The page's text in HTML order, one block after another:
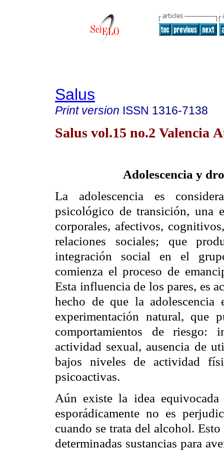
Salus
Print version ISSN 1316-7138
Salus vol.15 no.2 Valencia
Adolescencia y
La adolescencia es
psicológico de transición, una
corporales, afectivos,
relaciones sociales; que
integración social en el
comienza el proceso de
Esta influencia de los pares, es
hecho de que la adolescencia
experimentación natural, que
comportamientos de riesgo:
actividad sexual, ausencia de
bajos niveles de actividad
psicoactivas.
Aún existe la idea
esporádicamente no es
cuando se trata del alcohol.
determinadas sustancias para